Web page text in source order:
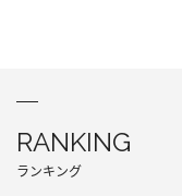
RANKING
ランキング